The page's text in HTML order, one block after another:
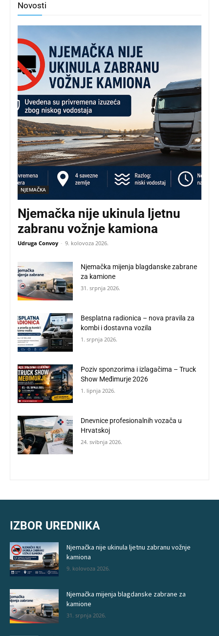
Novosti
NJEMAČKA
Njemačka nije ukinula ljetnu
zabranu vožnje kamiona
Udruga Convoy - 9. kolovoza 2026.
Njemačka mijenja blagdanske zabrane
za kamione
31. srpnja 2026.
Besplatna radionica – nova pravila za
kombi i dostavna vozila
1. srpnja 2026.
Poziv sponzorima i izlagačima – Truck
Show Međimurje 2026
1. lipnja 2026.
Dnevnice profesionalnih vozača u
Hrvatskoj
24. svibnja 2026.
IZBOR UREDNIKA
Njemačka nije ukinula ljetnu zabranu vožnje
kamiona
9. kolovoza 2026.
Njemačka mijenja blagdanske zabrane za
kamione
31. srpnja 2026.